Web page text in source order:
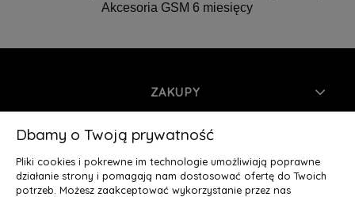
Akcesoria GSM 6 miesięcy
ZAKUPY
INFORMACJE
MOJE KONTO
Dbamy o Twoją prywatność
Pliki cookies i pokrewne im technologie umożliwiają poprawne
działanie strony i pomagają nam dostosować ofertę do Twoich
potrzeb. Możesz zaakceptować wykorzystanie przez nas